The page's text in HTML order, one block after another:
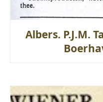
Albers. P.J.M.